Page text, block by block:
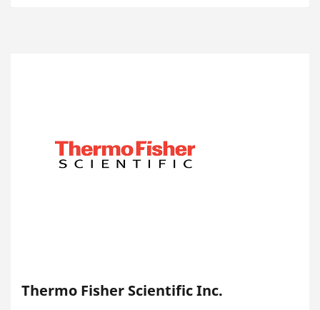
Thermo Fisher Scientific Inc.